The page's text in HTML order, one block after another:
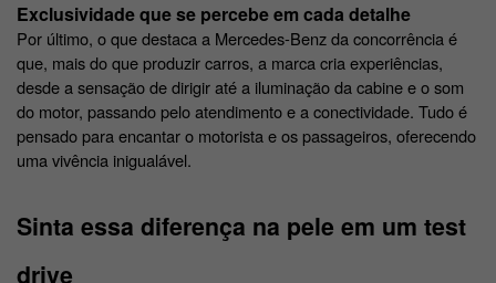
Exclusividade que se percebe em cada detalhe
Por último, o que destaca a Mercedes-Benz da concorrência é
que, mais do que produzir carros, a marca cria experiências,
desde a sensação de dirigir até a iluminação da cabine e o som
do motor, passando pelo atendimento e a conectividade. Tudo é
pensado para encantar o motorista e os passageiros, oferecendo
uma vivência inigualável.
Sinta essa diferença na pele em um test
drive